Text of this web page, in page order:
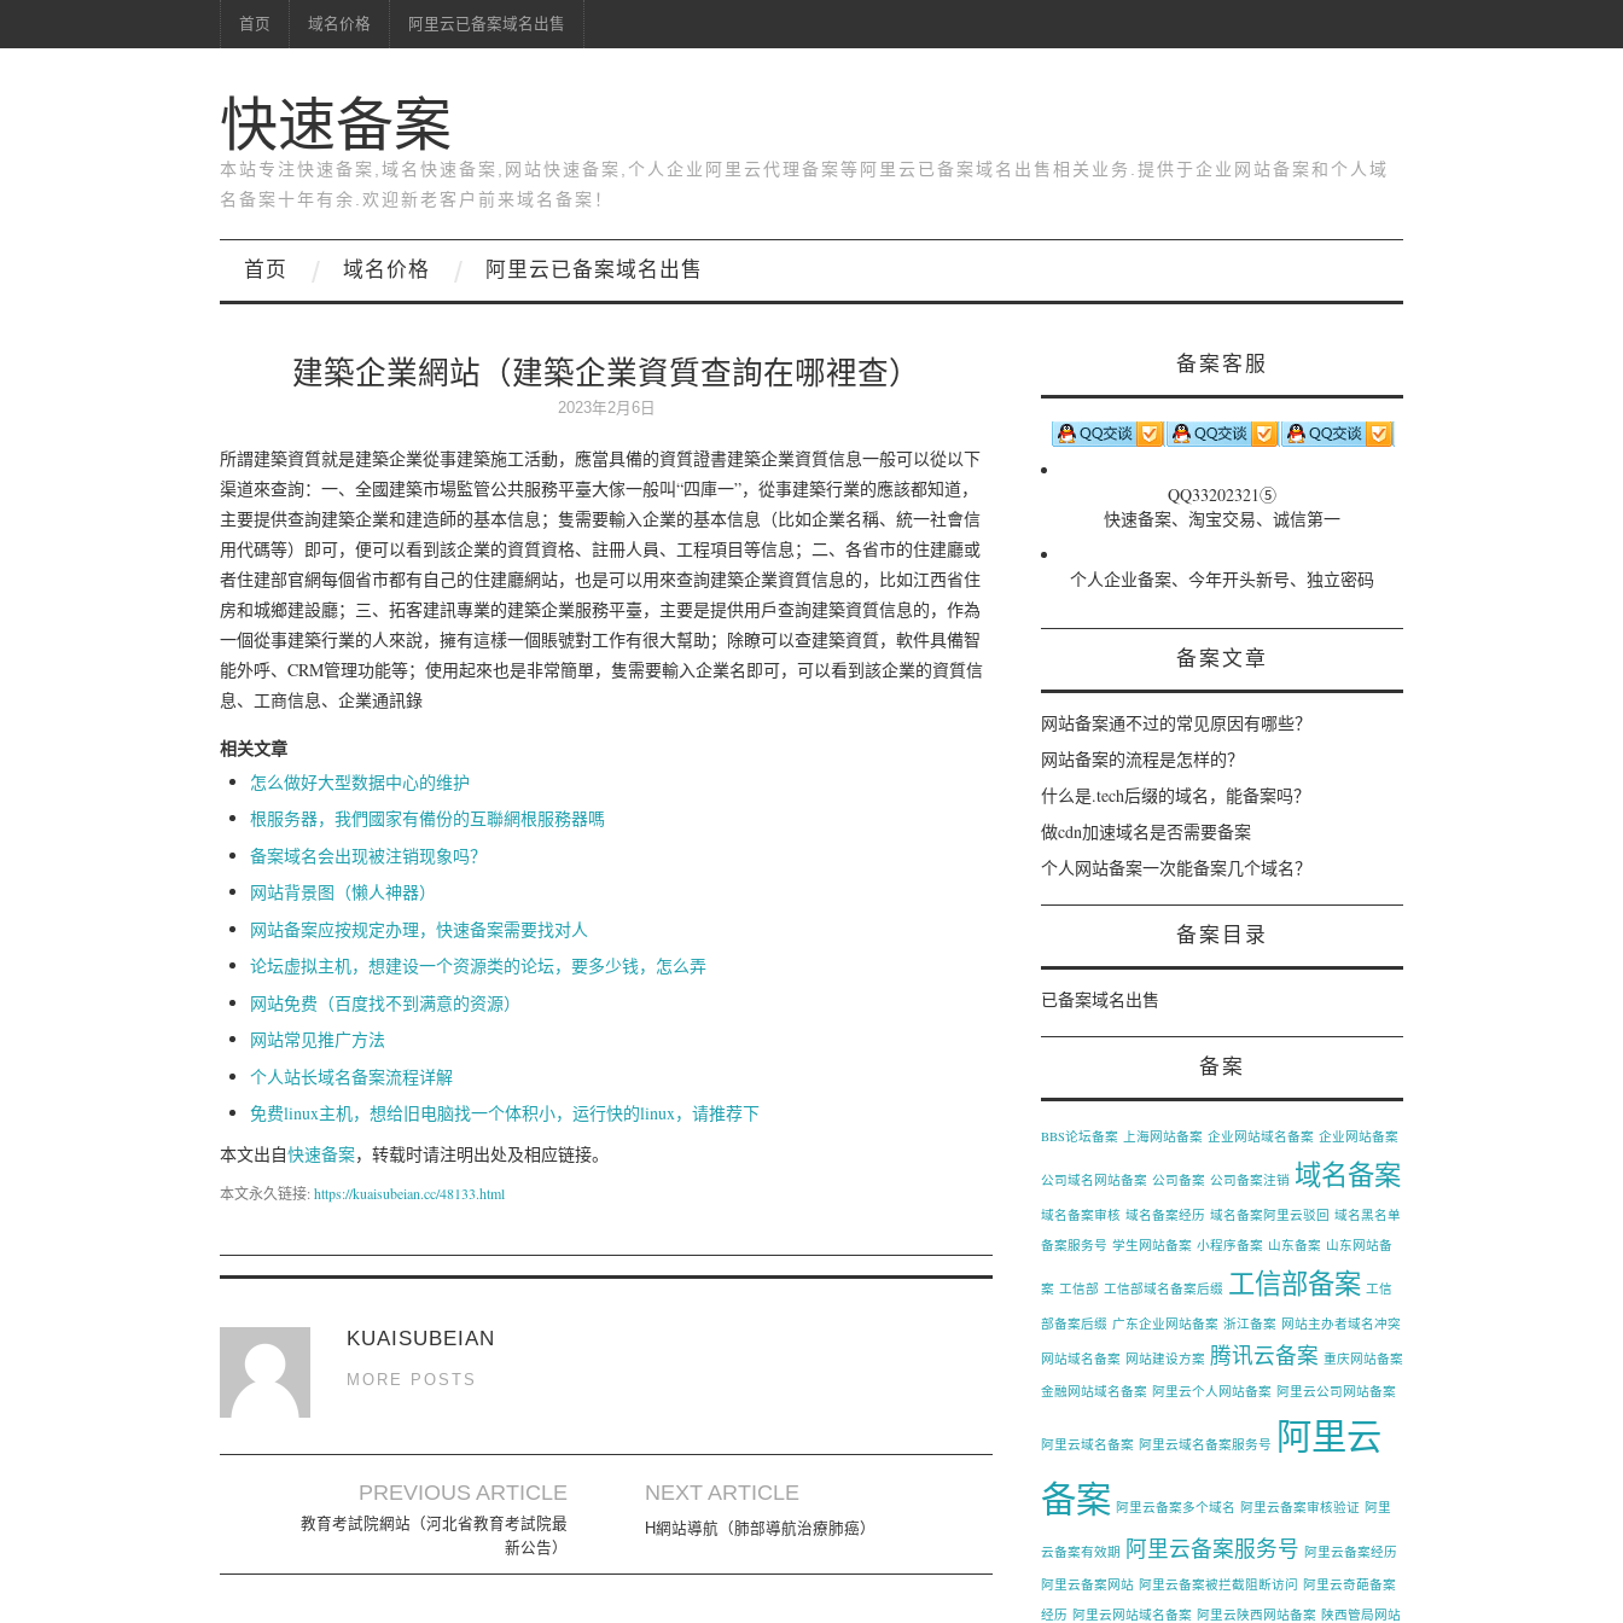
首页 域名价格 阿里云已备案域名出售
快速备案
本站专注快速备案,域名快速备案,网站快速备案,个人企业阿里云代理备案等阿里云已备案域名出售相关业务.提供于企业网站备案和个人域
名备案十年有余.欢迎新老客户前来域名备案！
首页 域名价格 阿里云已备案域名出售
建築企業網站（建築企業資質查詢在哪裡查）
2023年2月6日
所謂建築資質就是建築企業從事建築施工活動，應當具備的資質證書建築企業資質信息一般可以從以下
渠道來查詢：一、全國建築市場監管公共服務平臺大傢一般叫“四庫一”，從事建築行業的應該都知道，
主要提供查詢建築企業和建造師的基本信息；隻需要輸入企業的基本信息（比如企業名稱、統一社會信
用代碼等）即可，便可以看到該企業的資質資格、註冊人員、工程項目等信息；二、各省市的住建廳或
者住建部官網每個省市都有自己的住建廳網站，也是可以用來查詢建築企業資質信息的，比如江西省住
房和城鄉建設廳；三、拓客建訊專業的建築企業服務平臺，主要是提供用戶查詢建築資質信息的，作為
一個從事建築行業的人來說，擁有這樣一個賬號對工作有很大幫助；除瞭可以查建築資質，軟件具備智
能外呼、CRM管理功能等；使用起來也是非常簡單，隻需要輸入企業名即可，可以看到該企業的資質信
息、工商信息、企業通訊錄
相关文章
怎么做好大型数据中心的维护
根服务器，我們國家有備份的互聯網根服務器嗎
备案域名会出现被注销现象吗？
网站背景图（懒人神器）
网站备案应按规定办理，快速备案需要找对人
论坛虚拟主机，想建设一个资源类的论坛，要多少钱，怎么弄
网站免费（百度找不到满意的资源）
网站常见推广方法
个人站长域名备案流程详解
免费linux主机，想给旧电脑找一个体积小，运行快的linux，请推荐下
本文出自快速备案，转载时请注明出处及相应链接。
本文永久链接: https://kuaisubeian.cc/48133.html
KUAISUBEIAN
MORE POSTS
Post navigation
PREVIOUS ARTICLE
教育考試院網站（河北省教育考試院最
新公告）
NEXT ARTICLE
H網站導航（肺部導航治療肺癌）
备案客服
QQ33202321⑤
快速备案、淘宝交易、诚信第一
个人企业备案、今年开头新号、独立密码
备案文章
网站备案通不过的常见原因有哪些？
网站备案的流程是怎样的？
什么是.tech后缀的域名，能备案吗？
做cdn加速域名是否需要备案
个人网站备案一次能备案几个域名？
备案目录
已备案域名出售
备案
BBS论坛备案 上海网站备案 企业网站域名备案 企业网站备案
公司域名网站备案 公司备案 公司备案注销 域名备案
域名备案审核 域名备案经历 域名备案阿里云驳回 域名黑名单
备案服务号 学生网站备案 小程序备案 山东备案 山东网站备
案 工信部 工信部域名备案后缀 工信部备案 工信
部备案后缀 广东企业网站备案 浙江备案 网站主办者域名冲突
网站域名备案 网站建设方案 腾讯云备案 重庆网站备案
金融网站域名备案 阿里云个人网站备案 阿里云公司网站备案
阿里云域名备案 阿里云域名备案服务号 阿里云
备案 阿里云备案多个域名 阿里云备案审核验证 阿里
云备案有效期 阿里云备案服务号 阿里云备案经历
阿里云备案网站 阿里云备案被拦截阻断访问 阿里云奇葩备案
经历 阿里云网站域名备案 阿里云陕西网站备案 陕西管局网站